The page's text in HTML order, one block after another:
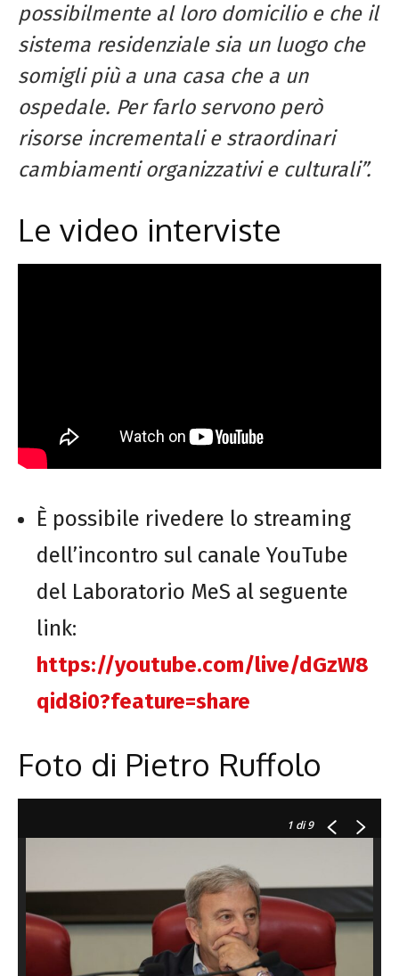
possibilmente al loro domicilio e che il
sistema residenziale sia un luogo che
somigli più a una casa che a un
ospedale. Per farlo servono però
risorse incrementali e straordinari
cambiamenti organizzativi e culturali”.
Le video interviste
È possibile rivedere lo streaming
dell’incontro sul canale YouTube
del Laboratorio MeS al seguente
link:
https://youtube.com/live/dGzW8
qid8i0?feature=share
Foto di Pietro Ruffolo
1 di 9